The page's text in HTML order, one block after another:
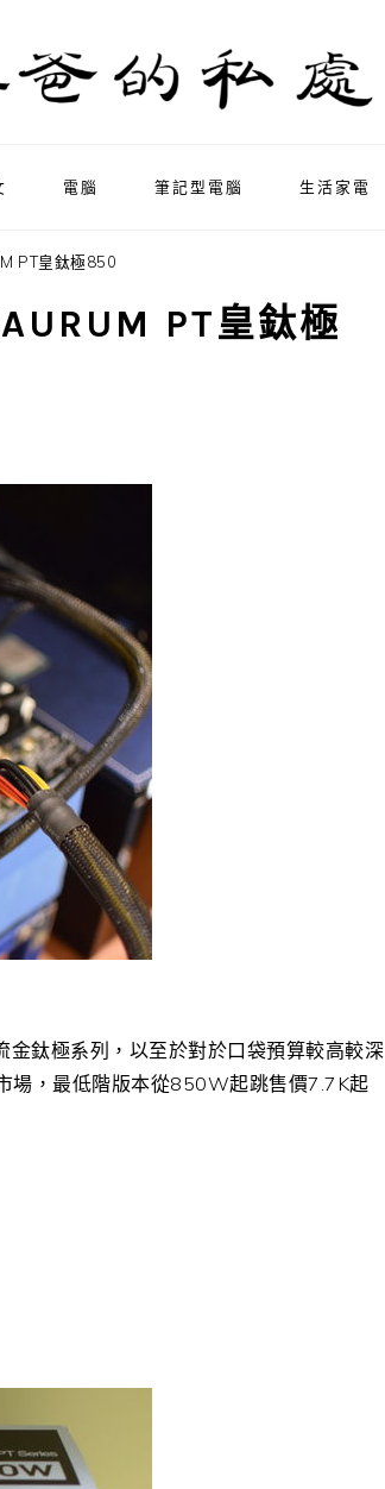
電腦 筆記型電腦 生活家電
PT皇鈦極850
PT皇鈦極
鈦極系列，以至於對於口袋預算較高較深
場，最低階版本從850W起跳售價7.7K起